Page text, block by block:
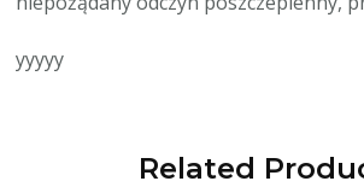
yyyyy
Related